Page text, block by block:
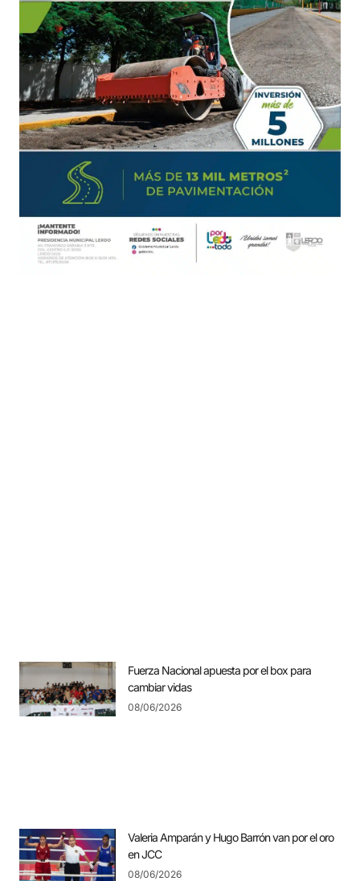
Fuerza Nacional apuesta por el box para
cambiar vidas
08/06/2026
Valeria Amparán y Hugo Barrón van por el oro
en JCC
08/06/2026